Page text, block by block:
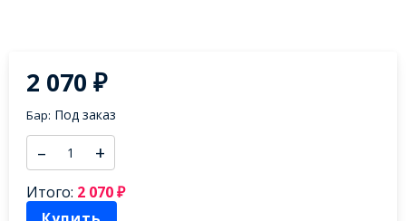
2 070₽
Бар: Под заказ
– +
Итого: 2 070₽